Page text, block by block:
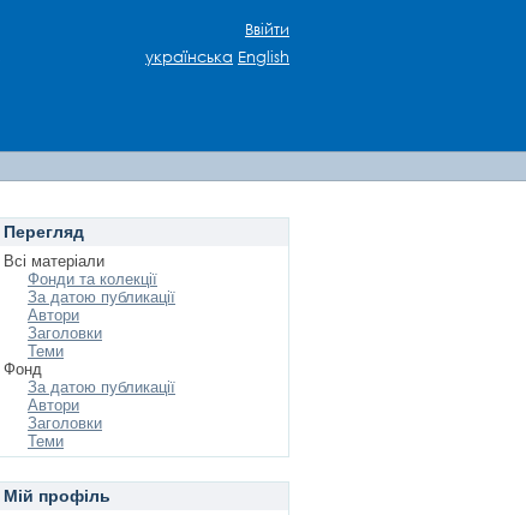
Ввійти
українська English
Перегляд
Всі матеріали
Фонди та колекції
За датою публикації
Автори
Заголовки
Теми
Фонд
За датою публикації
Автори
Заголовки
Теми
Мій профіль